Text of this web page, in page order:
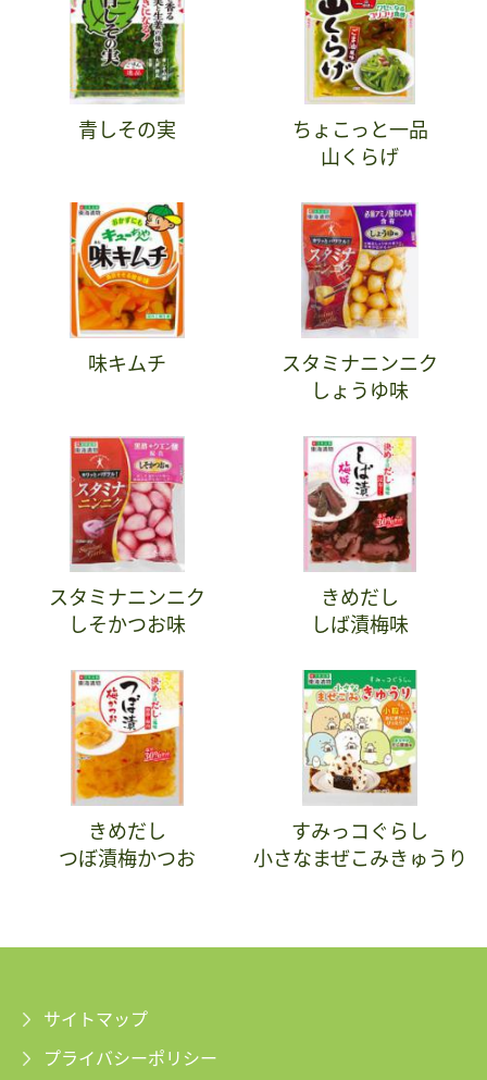
青しその実
ちょこっと一品
山くらげ
味キムチ
スタミナニンニク
しょうゆ味
スタミナニンニク
しそかつお味
きめだし
しば漬梅味
きめだし
つぼ漬梅かつお
すみっコぐらし
小さなまぜこみきゅうり
サイトマップ
プライバシーポリシー